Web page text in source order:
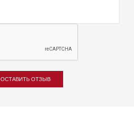
ОСТАВИТЬ ОТЗЫВ